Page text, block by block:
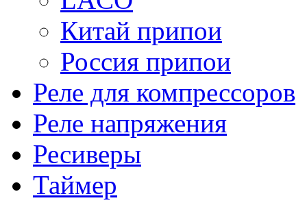
Китай припои
Россия припои
Реле для компрессоров
Реле напряжения
Ресиверы
Таймер